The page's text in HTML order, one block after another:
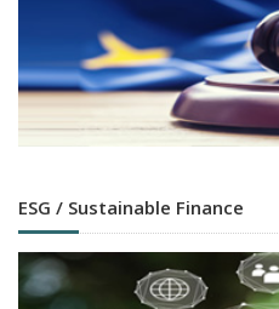
ESG / Sustainable Finance